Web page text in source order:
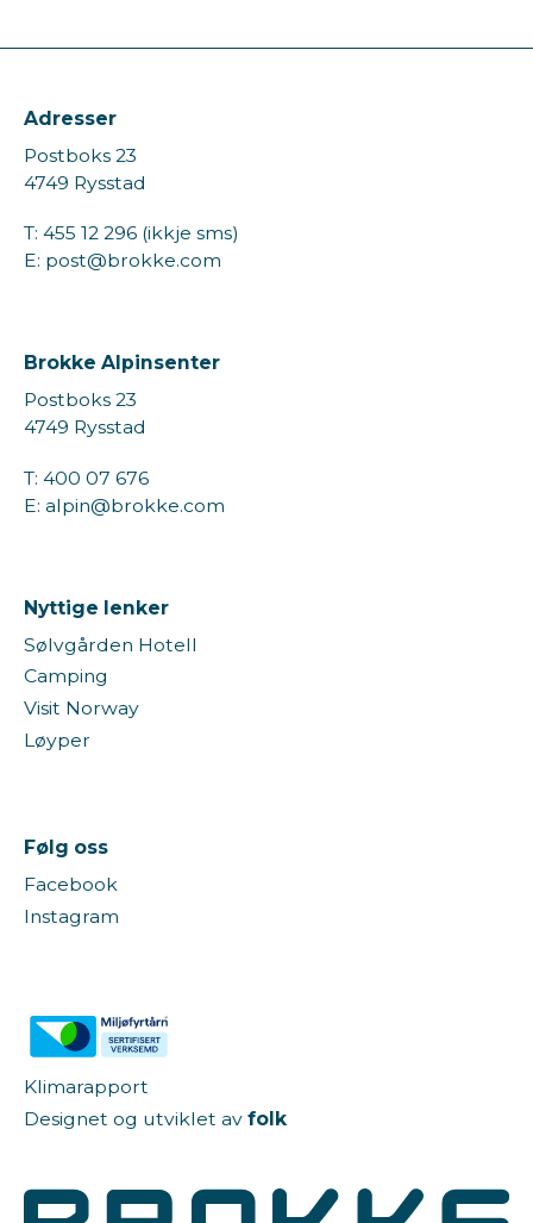
Adresser
Postboks 23
4749 Rysstad
T: 455 12 296 (ikkje sms)
E: post@brokke.com
Brokke Alpinsenter
Postboks 23
4749 Rysstad
T: 400 07 676
E: alpin@brokke.com
Nyttige lenker
Sølvgården Hotell
Camping
Visit Norway
Løyper
Følg oss
Facebook
Instagram
Klimarapport
Designet og utviklet av folk